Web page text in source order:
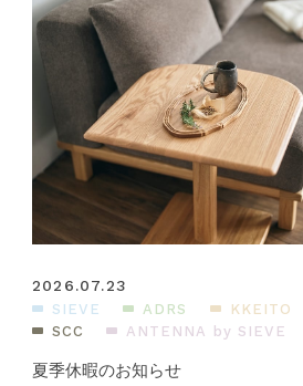
2026.07.23
SIEVE ADRS KKEITO
SCC
ANTENNA by SIEVE
夏季休暇のお知らせ